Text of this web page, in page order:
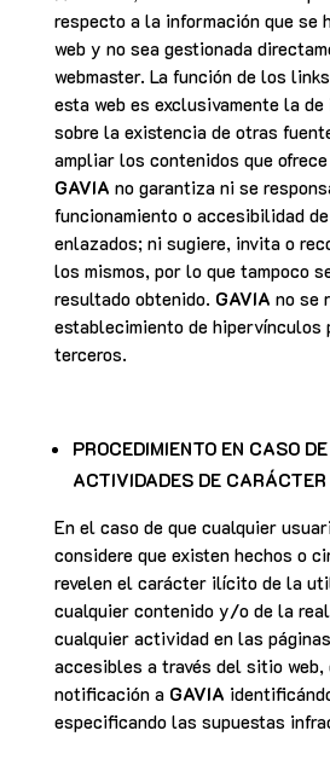
respecto a la información que se
web y no sea gestionada
webmaster. La función de los
esta web es exclusivamente la
sobre la existencia de otras
ampliar los contenidos que
GAVIA no garantiza ni se
funcionamiento o accesibilidad
enlazados; ni sugiere, invita o
los mismos, por lo que tampoco
resultado obtenido. GAVIA no se
establecimiento de hipervínculos
terceros.
PROCEDIMIENTO EN CASO
ACTIVIDADES DE
En el caso de que cualquier
considere que existen hechos o
revelen el carácter ilícito de la
cualquier contenido y/o de la
cualquier actividad en las
accesibles a través del sitio web,
notificación a GAVIA
especificando las supuestas